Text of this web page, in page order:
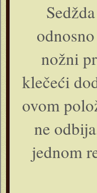
nožni
klečeći
ovom
ne
jednom